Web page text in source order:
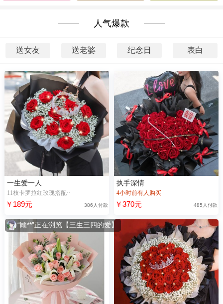
人气爆款
送女友 送老婆 纪念日 表白
一生爱一人
11枝卡罗拉红玫瑰搭配··
￥189元 386人付款
执手深情
4小时前有人购买
￥370元 485人付款
“顾**”正在浏览【三生三四的爱】